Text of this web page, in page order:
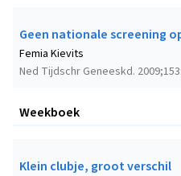
Geen nationale screening
Ned Tijdschr Geneeskd.
Femia Kievits
Weekboek
Klein clubje, groot verschil